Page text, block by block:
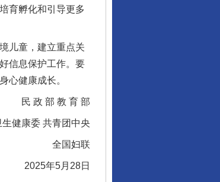
育孵化和引导更多
儿童，建立重点关
信息保护工作。要
心健康成长。
民 政 部 教 育 部
生健康委 共青团中央
全国妇联
2025年5月28日
会接连发公告
赋能千行百业